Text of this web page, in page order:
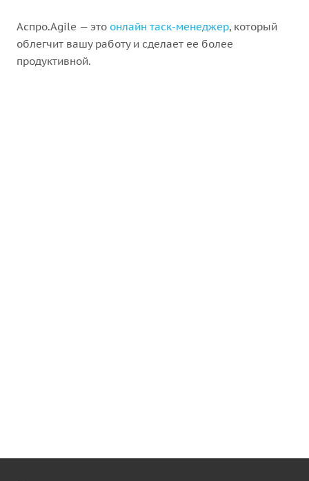
Аспро.Agile — это онлайн таск-менеджер, который
облегчит вашу работу и сделает ее более
продуктивной.